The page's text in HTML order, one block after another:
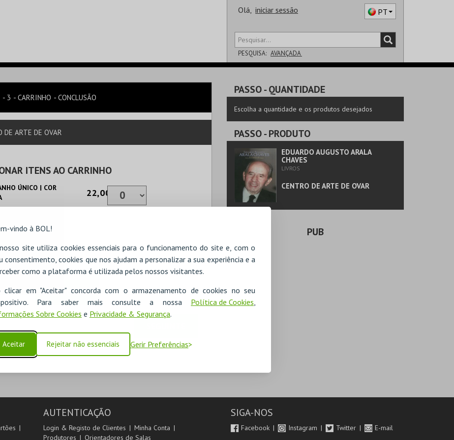
vindo à BOL!
site utiliza cookies essenciais para o funcionamento do site e, com o
consentimento, cookies que nos ajudam a personalizar a sua experiência e a
como a plataforma é utilizada pelos nossos visitantes.
clicar em "Aceitar" concorda com o armazenamento de cookies no seu
Para saber mais consulte a nossa Política de Cookies
Sobre Cookies e Privacidade & Segurança.
Aceitar Rejeitar não essenciais Gerir Preferências
Olá, iniciar sessão PT
PESQUISA: AVANÇADA
3 CARRINHO CONCLUSÃO
DE ARTE DE OVAR
ITENS AO CARRINHO
ÚNICO | COR
22,00€
ADICIONAR
PASSO- QUANTIDADE
Escolha a quantidade e os produtos desejados
PASSO- PRODUTO
EDUARDO AUGUSTO ARALA
CHAVES
LIVROS
CENTRO DE ARTE DE OVAR
PUB
AUTENTICAÇÃO
Login & Registo de Clientes
Minha Conta
Produtores
Orientadores de Salas
SIGA-NOS
Facebook Instagram Twitter E-mail